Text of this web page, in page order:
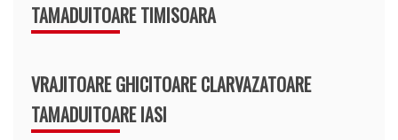
TAMADUITOARE TIMISOARA
VRAJITOARE GHICITOARE CLARVAZATOARE
TAMADUITOARE IASI